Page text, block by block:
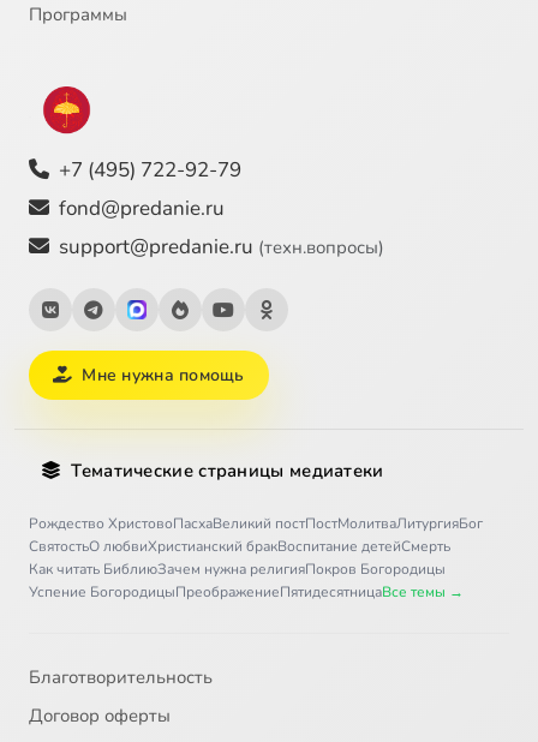
Программы
+7 (495) 722-92-79
fond@predanie.ru
support@predanie.ru (техн.вопросы)
Мне нужна помощь
Тематические страницы медиатеки
Рождество ХристовоПасхаВеликий постПостМолитваЛитургияБог
СвятостьО любвиХристианский бракВоспитание детейСмерть
Как читать БиблиюЗачем нужна религияПокров Богородицы
Успение БогородицыПреображениеПятидесятницаВсе темы →
Благотворительность
Договор оферты